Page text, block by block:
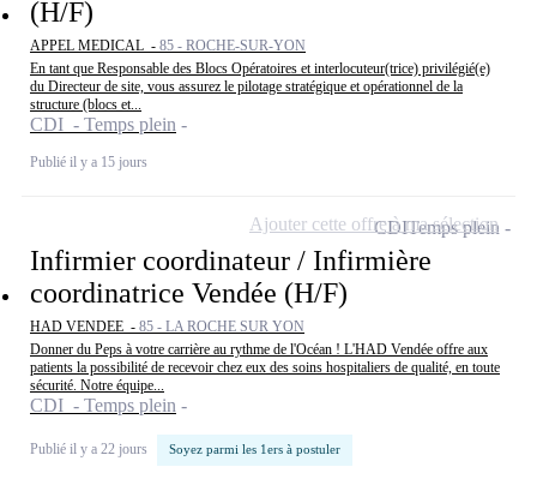
(H/F)
APPEL MEDICAL - 85 - ROCHE-SUR-YON
En tant que Responsable des Blocs Opératoires et interlocuteur(trice) privilégié(e)
du Directeur de site, vous assurez le pilotage stratégique et opérationnel de la
structure (blocs et...
CDI - Temps plein
Publié il y a 15 jours
Infirmier coordinateur / Infirmière
coordinatrice Vendée (H/F)
HAD VENDEE - 85 - LA ROCHE SUR YON
Donner du Peps à votre carrière au rythme de l'Océan ! L'HAD Vendée offre aux
patients la possibilité de recevoir chez eux des soins hospitaliers de qualité, en toute
sécurité. Notre équipe...
CDI - Temps plein
Publié il y a 22 jours Soyez parmi les 1ers à postuler
CDITemps plein
Ajouter cette offre à ma sélection